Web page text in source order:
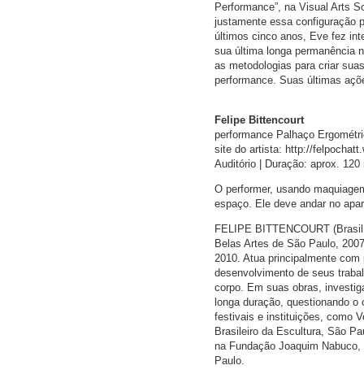
Performance”, na Visual Arts
justamente essa configuração
últimos cinco anos, Eve fez
sua última longa permanência
as metodologias para criar
performance. Suas últimas
Felipe Bittencourt
performance Palhaço
site do artista: http://
Auditório | Duração: aprox. 120
O performer, usando
espaço. Ele deve andar no
FELIPE BITTENCOURT
Belas Artes de São Paulo,
2010. Atua principalmente
desenvolvimento de seus
corpo. Em suas obras,
longa duração, questionando
festivais e instituições, como
Brasileiro da Escultura, São
na Fundação Joaquim
Paulo.